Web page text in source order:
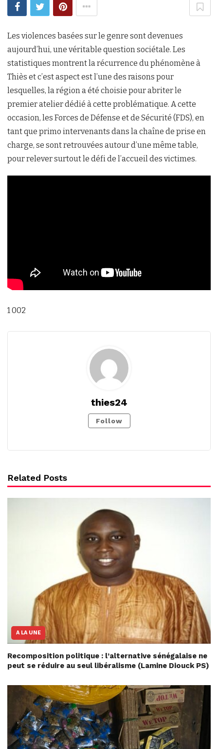
Les violences basées sur le genre sont devenues
aujourd’hui, une véritable question sociétale. Les
statistiques montrent la récurrence du phénomène à
Thiès et c’est aspect est l’une des raisons pour
lesquelles, la région a été choisie pour abriter le
premier atelier dédié à cette problématique. A cette
occasion, les Forces de Défense et de Sécurité (FDS), en
tant que primo intervenants dans la chaîne de prise en
charge, se sont retrouvées autour d’une même table,
pour relever surtout le défi de l’accueil des victimes.
1 002
thies24
Follow
Related Posts
A LA UNE
Recomposition politique : l’alternative sénégalaise ne
peut se réduire au seul libéralisme (Lamine Diouck PS)